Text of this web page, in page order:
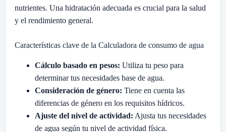
nutrientes. Una hidratación adecuada es crucial para la salud
y el rendimiento general.
Características clave de la Calculadora de consumo de agua
Cálculo basado en pesos: Utiliza tu peso para
determinar tus necesidades base de agua.
Consideración de género: Tiene en cuenta las
diferencias de género en los requisitos hídricos.
Ajuste del nivel de actividad: Ajusta tus necesidades
de agua según tu nivel de actividad física.